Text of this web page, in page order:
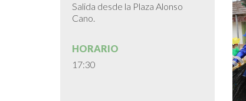
Salida desde la Plaza Alonso
Cano.
HORARIO
17:30